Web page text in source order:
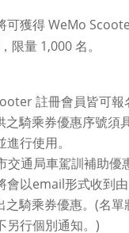
可獲得 WeMo
限量 1,000 名。
註冊會員皆可報
之騎乘券優惠序號須
行使用。
交通局車駕訓補助優
會以email形式收到
騎乘券優惠。(名單
另行個別通知。)